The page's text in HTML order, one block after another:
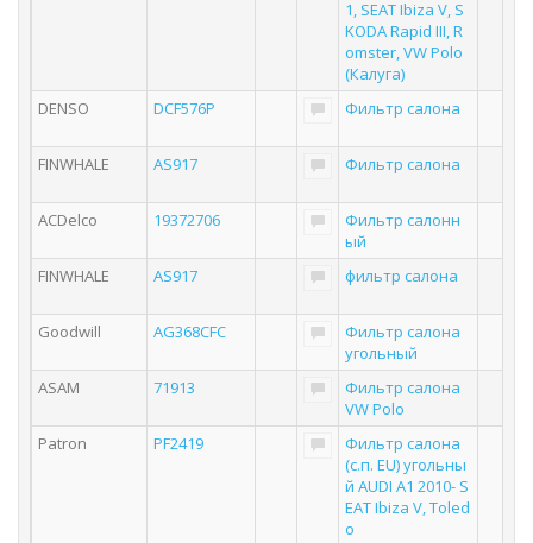
1, SEAT Ibiza V, S
KODA Rapid III, R
omster, VW Polo
(Калуга)
DENSO
DCF576P Фильтр салона
FINWHALE AS917 Фильтр салона
ACDelco 19372706
Фильтр салонн
ый
FINWHALE
AS917 фильтр салона
Goodwill AG368CFC
Фильтр салона
угольный
ASAM
71913
Фильтр салона
VW Polo
Patron
PF2419
Фильтр салона
(с.п. EU) угольны
й AUDI A1 2010- S
EAT Ibiza V, Toled
o